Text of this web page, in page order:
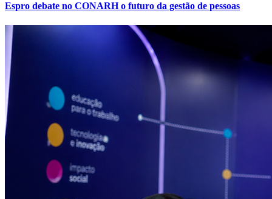
Internacional
Espro debate no CONARH o futuro da gestão de pessoas